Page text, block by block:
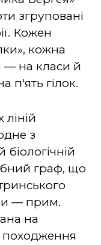
згруповані
Кожен
кожна
― на класи й
п'ять гілок.
ліній
з
граф, що
― прим.
на
походження